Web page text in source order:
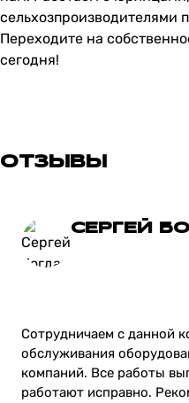
сельхозпроизводителями
Переходите на
сегодня!
ОТЗЫВЫ
СЕРГЕЙ
Сотрудничаем с данной
обслуживания
компаний. Все работы
работают исправно.